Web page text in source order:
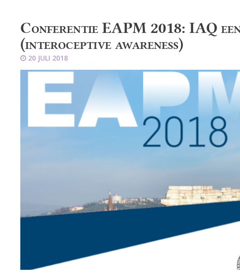
Conferentie EAPM 2018: IAQ
(interoceptive awareness)
20 JULI 2018